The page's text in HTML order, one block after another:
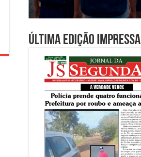
Última edição impressa